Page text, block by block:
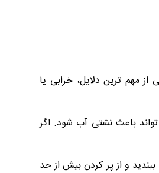
مهم ترین دلایل، خرابی یا
باعث نشتی آب شود. اگر
و از پر کردن بیش از حد